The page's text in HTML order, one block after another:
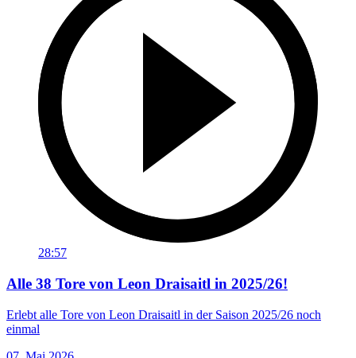
28:57
Alle 38 Tore von Leon Draisaitl in 2025/26!
Erlebt alle Tore von Leon Draisaitl in der Saison 2025/26 noch
einmal